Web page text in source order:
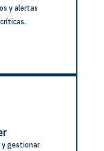
y alertas
y gestionar